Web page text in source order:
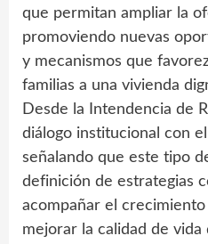
que permitan ampliar la
promoviendo nuevas
y mecanismos que
familias a una vivienda
Desde la Intendencia de
diálogo institucional con
señalando que este tipo
definición de estrategias
acompañar el
mejorar la calidad de vida